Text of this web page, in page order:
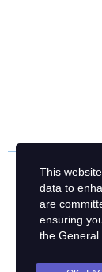
This
data to
are
ensuring
the General